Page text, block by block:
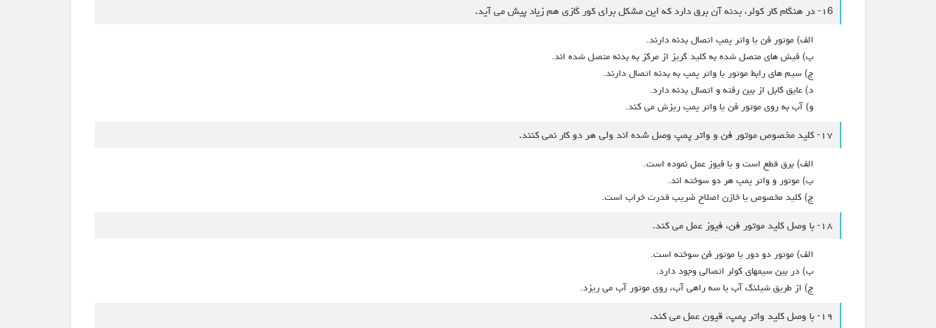
۱6- در هنگام کار کولر، بدنه آن برق دارد که این مشکل برای کور گازی هم زیاد پیش می آید.
الف) موتور فن یا واتر پمپ اتصال بدنه دارند.
ب) فیش های متصل شده به کلید گریز از مرکز به بدنه متصل شده اند.
ج) سیم های رابط موتور یا واتر پمپ به بدنه اتصال دارند.
د) عایق کابل از بین رفته و اتصال بدنه دارد.
و) آب به روی موتور فن یا واتر پمپ ریزش می کند.
۱۷- کلید مخصوص موتور فن و واتر پمپ وصل شده اند ولی هر دو کار نمی کنند.
الف) برق قطع است و یا فیوز عمل نموده است.
ب) موتور و واتر پمپ هر دو سوخته اند.
ج) کلید مخصوص یا خازن اصلاح ضریب قدرت خراب است.
۱۸- با وصل کلید موتور فن، فيوز عمل می کند.
الف) موتور دو دور یا موتور فن سوخته است.
ب) در بین سیمهای کولر اتصالی وجود دارد.
ج) از طریق شیلنگ آب یا سه راهی آب، روی موتور آب می ریزد.
۱۹- با وصل کلید واتر پمپ، قیون عمل می کند.